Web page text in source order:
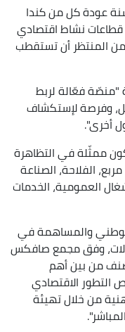
عودة كل من كندا
نشاط اقتصادي
المنتظر أن تستقطب
فعّالة لربط
وفرصة لإستكشاف
أخرى".
ممثّلة في التظاهرة
50 ألف متر مربع، الفلاحة، الصناعة
العمومية، الخدمات
والمساهمة في
وفق مجمع صافكس
من بين أهم
الاقتصادي
من خلال تهيئة